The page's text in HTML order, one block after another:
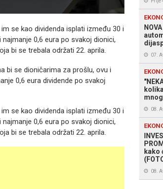
se kao dividenda isplati između 30 i
0,6 eura po svakoj dionici,
bi se trebala održati 22. aprila.
bi se dioničarima za prošlu, ovu i
0,6 eura dividende po svakoj
se kao dividenda isplati između 30 i
0,6 eura po svakoj dionici,
bi se trebala održati 22. aprila.
07.
08.
kako
08.